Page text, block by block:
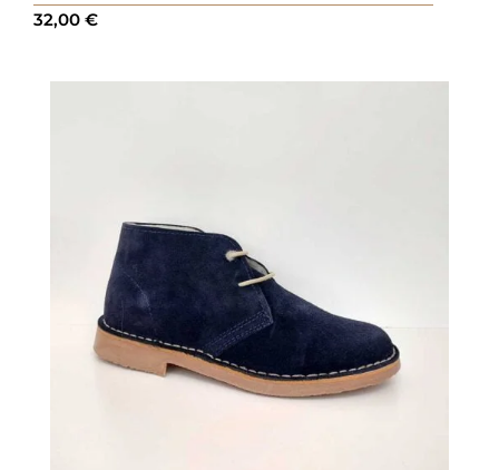
32,00€